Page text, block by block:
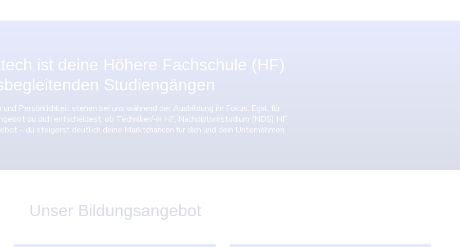
ist deine Höhere Fachschule (HF)
Studiengängen
Persönlichkeit stehen bei uns während der Ausbildung im Fokus. Egal, für
du dich entscheidest, ob Techniker/-in HF, Nachdiplomstudium (NDS) HF
– du steigerst deutlich deine Marktchancen für dich und dein Unternehmen.
Unser Bildungsangebot